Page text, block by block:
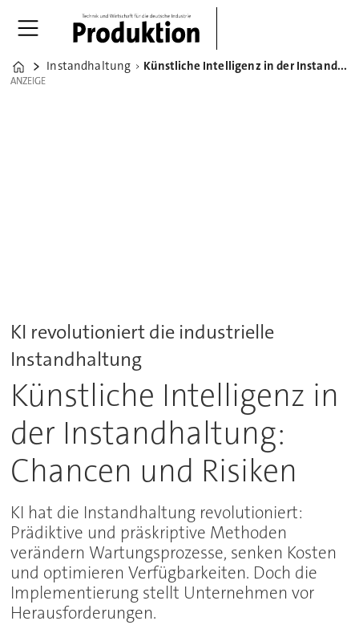
Home
Instandhaltung Künstliche Intelligenz in der Instandhaltung: Chancen und Risiken
ANZEIGE
ANZEIGE
KI revolutioniert die industrielle
Instandhaltung
Künstliche Intelligenz in
der Instandhaltung:
Chancen und Risiken
KI hat die Instandhaltung revolutioniert:
Prädiktive und präskriptive Methoden
verändern Wartungsprozesse, senken Kosten
und optimieren Verfügbarkeiten. Doch die
Implementierung stellt Unternehmen vor
Herausforderungen.